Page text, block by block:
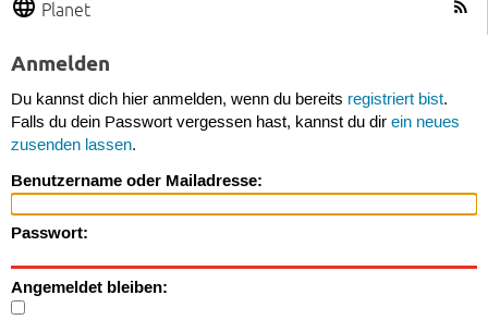
Planet
Anmelden
Du kannst dich hier anmelden, wenn du bereits registriert bist.
Falls du dein Passwort vergessen hast, kannst du dir ein neues
zusenden lassen.
Benutzername oder Mailadresse:
Passwort:
Angemeldet bleiben: